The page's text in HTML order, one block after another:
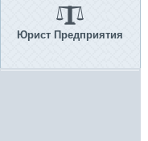
Юрист Предприятия